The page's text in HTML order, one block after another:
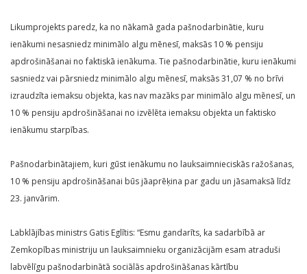
Likumprojekts paredz, ka no nākamā gada pašnodarbinātie, kuru
ienākumi nesasniedz minimālo algu mēnesī, maksās 10 % pensiju
apdrošināšanai no faktiskā ienākuma. Tie pašnodarbinātie, kuru ienākumi
sasniedz vai pārsniedz minimālo algu mēnesī, maksās 31,07 % no brīvi
izraudzīta iemaksu objekta, kas nav mazāks par minimālo algu mēnesī, un
10 % pensiju apdrošināšanai no izvēlēta iemaksu objekta un faktisko
ienākumu starpības.
Pašnodarbinātajiem, kuri gūst ienākumu no lauksaimnieciskās ražošanas,
10 % pensiju apdrošināšanai būs jāaprēķina par gadu un jāsamaksā līdz
23. janvārim.
Labklājības ministrs Gatis Eglītis: “Esmu gandarīts, ka sadarbībā ar
Zemkopības ministriju un lauksaimnieku organizācijām esam atraduši
labvēlīgu pašnodarbinātā sociālās apdrošināšanas kārtību